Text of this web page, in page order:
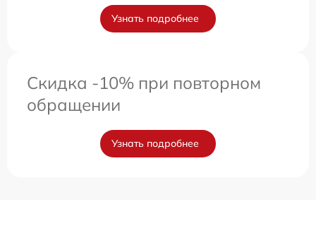
Узнать подробнее
Скидка -10% при повторном
обращении
Узнать подробнее